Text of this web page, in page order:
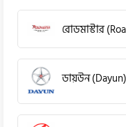
রোডমাস্টার
ডায়উন (Dayun)